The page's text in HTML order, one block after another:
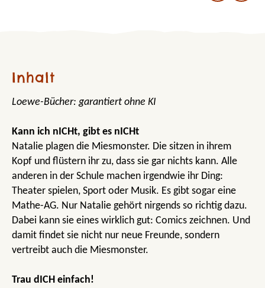
Inhalt
Loewe-Bücher: garantiert ohne KI
Kann ich nICHt, gibt es nICHt
Natalie plagen die Miesmonster. Die sitzen in ihrem
Kopf und flüstern ihr zu, dass sie gar nichts kann. Alle
anderen in der Schule machen irgendwie ihr Ding:
Theater spielen, Sport oder Musik. Es gibt sogar eine
Mathe-AG. Nur Natalie gehört nirgends so richtig dazu.
Dabei kann sie eines wirklich gut: Comics zeichnen. Und
damit findet sie nicht nur neue Freunde, sondern
vertreibt auch die Miesmonster.
Trau dICH einfach!